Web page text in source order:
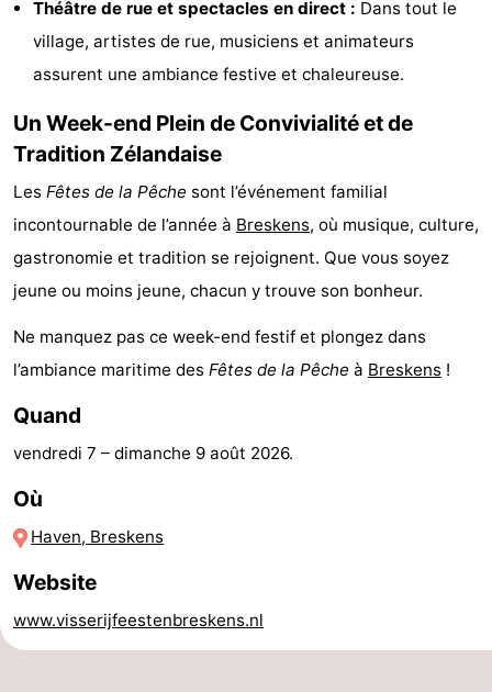
intérieures
de
mini-
golf
de
bien-
être
Villages
villes
Nature
Sports
-
Piscines
-
Faire
du
vélo
-
Randonnée
-
Équitation
-
Terrains
golf
-
Peche
Sportive
-
Equitation
Glossopètre
Observation
Théâtre de rue et spectacles en direct : Dans tout le
village, artistes de rue, musiciens et animateurs
assurent une ambiance festive et chaleureuse.
Un Week-end Plein de Convivialité et de
Tradition Zélandaise
Les Fêtes de la Pêche sont l’événement familial
incontournable de l’année à Breskens, où musique, culture,
gastronomie et tradition se rejoignent. Que vous soyez
jeune ou moins jeune, chacun y trouve son bonheur.
Ne manquez pas ce week-end festif et plongez dans
l’ambiance maritime des Fêtes de la Pêche à Breskens !
Quand
vendredi 7 – dimanche 9 août 2026.
Où
Haven, Breskens
Website
www.visserijfeestenbreskens.nl